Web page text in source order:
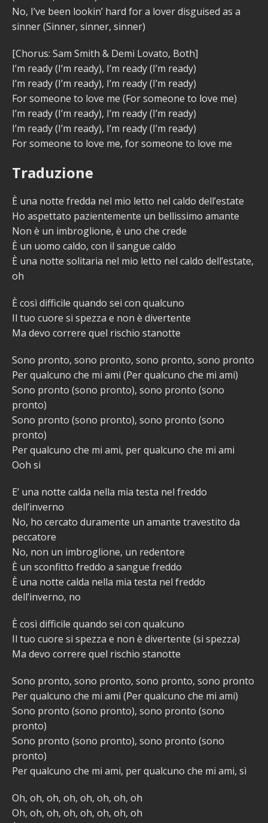
No, I’ve been lookin’ hard for a lover disguised as a
sinner (Sinner, sinner, sinner)
[Chorus: Sam Smith & Demi Lovato, Both]
I’m ready (I’m ready), I’m ready (I’m ready)
I’m ready (I’m ready), I’m ready (I’m ready)
For someone to love me (For someone to love me)
I’m ready (I’m ready), I’m ready (I’m ready)
I’m ready (I’m ready), I’m ready (I’m ready)
For someone to love me, for someone to love me
Traduzione
È una notte fredda nel mio letto nel caldo dell’estate
Ho aspettato pazientemente un bellissimo amante
Non è un imbroglione, è uno che crede
È un uomo caldo, con il sangue caldo
È una notte solitaria nel mio letto nel caldo dell’estate,
oh
È così difficile quando sei con qualcuno
Il tuo cuore si spezza e non è divertente
Ma devo correre quel rischio stanotte
Sono pronto, sono pronto, sono pronto, sono pronto
Per qualcuno che mi ami (Per qualcuno che mi ami)
Sono pronto (sono pronto), sono pronto (sono
pronto)
Sono pronto (sono pronto), sono pronto (sono
pronto)
Per qualcuno che mi ami, per qualcuno che mi ami
Ooh si
E’ una notte calda nella mia testa nel freddo
dell’inverno
No, ho cercato duramente un amante travestito da
peccatore
No, non un imbroglione, un redentore
È un sconfitto freddo a sangue freddo
È una notte calda nella mia testa nel freddo
dell’inverno, no
È così difficile quando sei con qualcuno
Il tuo cuore si spezza e non è divertente (si spezza)
Ma devo correre quel rischio stanotte
Sono pronto, sono pronto, sono pronto, sono pronto
Per qualcuno che mi ami (Per qualcuno che mi ami)
Sono pronto (sono pronto), sono pronto (sono
pronto)
Sono pronto (sono pronto), sono pronto (sono
pronto)
Per qualcuno che mi ami, per qualcuno che mi ami, sì
Oh, oh, oh, oh, oh, oh, oh, oh
Oh, oh, oh, oh, oh, oh, oh, oh